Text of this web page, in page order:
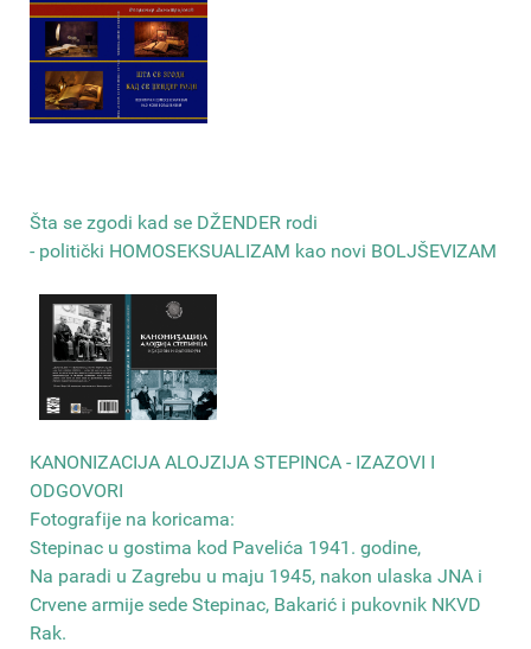
Šta se zgodi kad se DŽENDER rodi
- politički HOMOSEKSUALIZAM kao novi BOLJŠEVIZAM
КANONIZACIJA ALOJZIJA STEPINCA - IZAZOVI I
ODGOVORI
Fotografije na koricama:
Stepinac u gostima kod Pavelića 1941. godine,
Na paradi u Zagrebu u maju 1945, nakon ulaska JNA i
Crvene armije sede Stepinac, Bakarić i pukovnik NKVD
Rak.